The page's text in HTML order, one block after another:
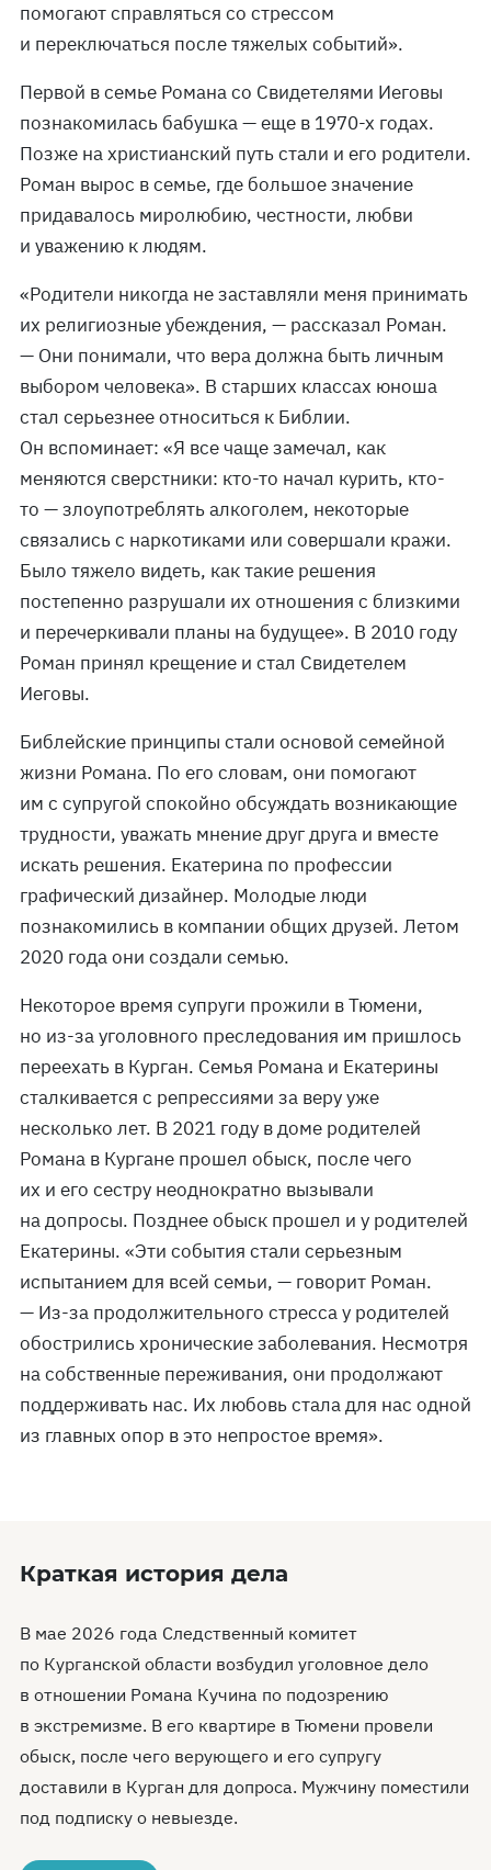
помогают справляться со стрессом
и переключаться после тяжелых событий».
Первой в семье Романа со Свидетелями Иеговы
познакомилась бабушка — еще в 1970-х годах.
Позже на христианский путь стали и его родители.
Роман вырос в семье, где большое значение
придавалось миролюбию, честности, любви
и уважению к людям.
«Родители никогда не заставляли меня принимать
их религиозные убеждения, — рассказал Роман.
— Они понимали, что вера должна быть личным
выбором человека». В старших классах юноша
стал серьезнее относиться к Библии.
Он вспоминает: «Я все чаще замечал, как
меняются сверстники: кто-то начал курить, кто-
то — злоупотреблять алкоголем, некоторые
связались с наркотиками или совершали кражи.
Было тяжело видеть, как такие решения
постепенно разрушали их отношения с близкими
и перечеркивали планы на будущее». В 2010 году
Роман принял крещение и стал Свидетелем
Иеговы.
Библейские принципы стали основой семейной
жизни Романа. По его словам, они помогают
им с супругой спокойно обсуждать возникающие
трудности, уважать мнение друг друга и вместе
искать решения. Екатерина по профессии
графический дизайнер. Молодые люди
познакомились в компании общих друзей. Летом
2020 года они создали семью.
Некоторое время супруги прожили в Тюмени,
но из-за уголовного преследования им пришлось
переехать в Курган. Семья Романа и Екатерины
сталкивается с репрессиями за веру уже
несколько лет. В 2021 году в доме родителей
Романа в Кургане прошел обыск, после чего
их и его сестру неоднократно вызывали
на допросы. Позднее обыск прошел и у родителей
Екатерины. «Эти события стали серьезным
испытанием для всей семьи, — говорит Роман.
— Из-за продолжительного стресса у родителей
обострились хронические заболевания. Несмотря
на собственные переживания, они продолжают
поддерживать нас. Их любовь стала для нас одной
из главных опор в это непростое время».
Краткая история дела
В мае 2026 года Следственный комитет
по Курганской области возбудил уголовное дело
в отношении Романа Кучина по подозрению
в экстремизме. В его квартире в Тюмени провели
обыск, после чего верующего и его супругу
доставили в Курган для допроса. Мужчину поместили
под подписку о невыезде.